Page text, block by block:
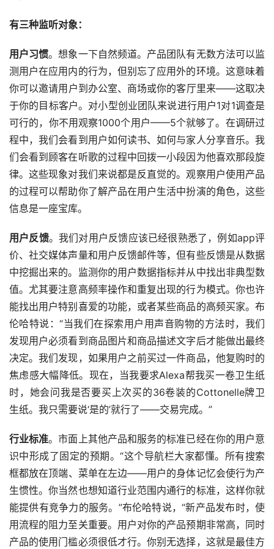
有三种监听对象：
用户习惯。想象一下自然频道。产品团队有无数方法可以监
测用户在应用内的行为，但别忘了应用外的环境。这意味着
你可以邀请用户到办公室、商场或你的客厅里来——这取决
于你的目标客户。对小型创业团队来说进行用户1对1调查是
可行的，你不用观察1000个用户——5个就够了。在调研过
程中，我们会看到用户如何读书、如何与家人分享音乐。我
们会看到顾客在听歌的过程中回拨一小段因为他喜欢那段旋
律。这些现象对我们来说都是反直觉的。观察用户使用产品
的过程可以帮助你了解产品在用户生活中扮演的角色，这些
信息是一座宝库。
用户反馈。我们对用户反馈应该已经很熟悉了，例如app评
价、社交媒体声量和用户反馈邮件等，但有些反馈是从数据
中挖掘出来的。监测你的用户数据指标并从中找出非典型数
值。尤其要注意高频率操作和重复出现的行为模式。你也许
能找出用户特别喜爱的功能，或者某些商品的高频买家。布
伦哈特说：“当我们在探索用户用声音购物的方法时，我们
发现用户必须看到商品图片和商品描述文字后才能做出最终
决定。我们发现，如果用户之前买过一件商品，他复购时的
焦虑感大幅降低。现在，当我要求Alexa帮我买一卷卫生纸
时，她会问我是否要买上次买的36卷装的Cottonelle牌卫
生纸。我只需要说‘是的’就行了——交易完成。”
行业标准。市面上其他产品和服务的标准已经在你的用户意
识中形成了固定的预期。“这个导航栏大家都懂。所有搜索
框都放在顶端、菜单在左边——用户的身体记忆会使行为产
生惯性。你当然也想知道行业范围内通行的标准，这样你就
能提供有竞争力的服务。”布伦哈特说，“新产品发布时，使
用流程的阻力至关重要。用户对你的产品预期非常高，同时
产品的使用门槛必须很低才行。你别无选择，这就是最佳方